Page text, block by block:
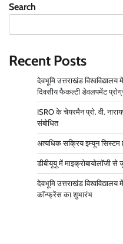
Search
Recent Posts
देवभूमि उत्तराखंड विश्वविद्यालय
दिवसीय फैकल्टी डेवलपमेंट
ISRO के चेयरमैन प्रो. वी.
संबोधित
अत्यधिक सक्रिय इम्यून सिस्टम
डीबीयूयू में माइक्रोबायोलॉजी
देवभूमि उत्तराखंड
कॉन्फ्रेंस का शुभारंभ